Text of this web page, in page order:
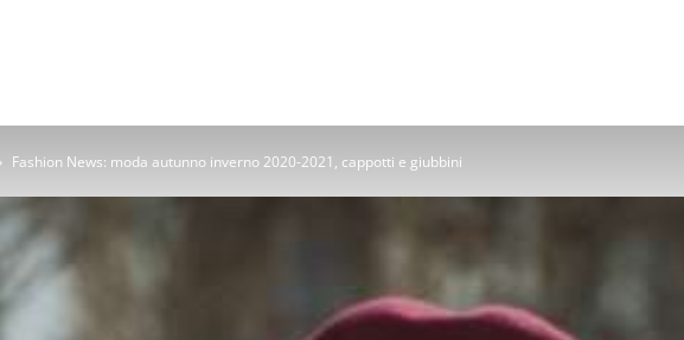
Fashion News: moda autunno inverno 2020-2021, cappotti e giubbini